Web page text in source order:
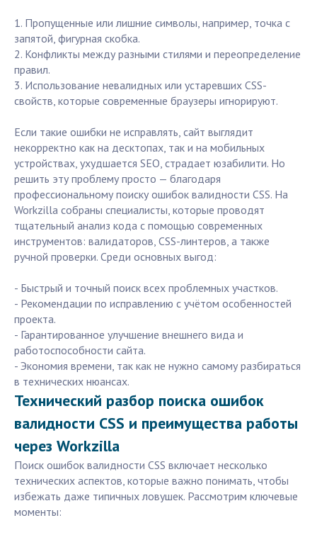
1. Пропущенные или лишние символы, например, точка с
запятой, фигурная скобка.
2. Конфликты между разными стилями и переопределение
правил.
3. Использование невалидных или устаревших CSS-
свойств, которые современные браузеры игнорируют.
Если такие ошибки не исправлять, сайт выглядит
некорректно как на десктопах, так и на мобильных
устройствах, ухудшается SEO, страдает юзабилити. Но
решить эту проблему просто — благодаря
профессиональному поиску ошибок валидности CSS. На
Workzilla собраны специалисты, которые проводят
тщательный анализ кода с помощью современных
инструментов: валидаторов, CSS-линтеров, а также
ручной проверки. Среди основных выгод:
- Быстрый и точный поиск всех проблемных участков.
- Рекомендации по исправлению с учётом особенностей
проекта.
- Гарантированное улучшение внешнего вида и
работоспособности сайта.
- Экономия времени, так как не нужно самому разбираться
в технических нюансах.
Технический разбор поиска ошибок
валидности CSS и преимущества работы
через Workzilla
Поиск ошибок валидности CSS включает несколько
технических аспектов, которые важно понимать, чтобы
избежать даже типичных ловушек. Рассмотрим ключевые
моменты: